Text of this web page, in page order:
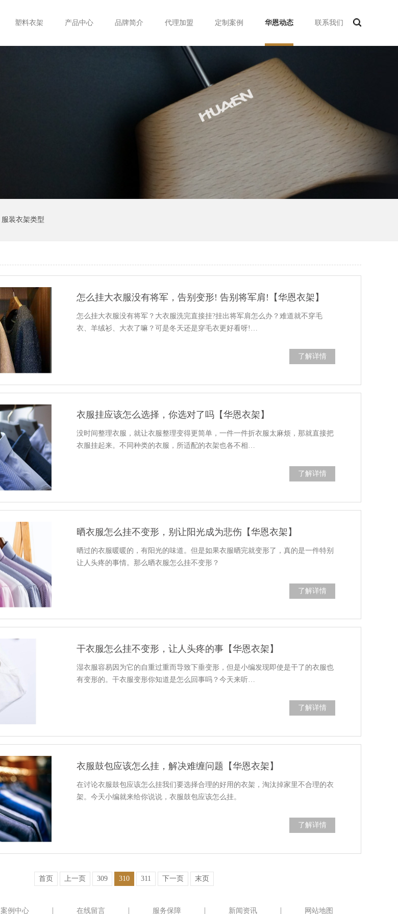
塑料衣架 产品中心 品牌简介 代理加盟 定制案例 华恩动态 联系我们
服装衣架类型
怎么挂大衣服没有将军，告别变形! 告别将军肩!【华恩衣架】
怎么挂大衣服没有将军？大衣服洗完直接挂?挂出将军肩怎么办？难道就不穿毛
衣、羊绒衫、大衣了嘛？可是冬天还是穿毛衣更好看呀!…
了解详情
衣服挂应该怎么选择，你选对了吗【华恩衣架】
没时间整理衣服，就让衣服整理变得更简单，一件一件折衣服太麻烦，那就直接把
衣服挂起来。不同种类的衣服，所适配的衣架也各不相…
了解详情
晒衣服怎么挂不变形，别让阳光成为悲伤【华恩衣架】
晒过的衣服暖暖的，有阳光的味道。但是如果衣服晒完就变形了，真的是一件特别
让人头疼的事情。那么晒衣服怎么挂不变形？
了解详情
干衣服怎么挂不变形，让人头疼的事【华恩衣架】
湿衣服容易因为它的自重过重而导致下垂变形，但是小编发现即使是干了的衣服也
有变形的。干衣服变形你知道是怎么回事吗？今天来听…
了解详情
衣服鼓包应该怎么挂，解决难缠问题【华恩衣架】
在讨论衣服鼓包应该怎么挂我们要选择合理的好用的衣架，淘汰掉家里不合理的衣
架。今天小编就来给你说说，衣服鼓包应该怎么挂。
了解详情
首页 上一页 309 310 311 下一页 末页
案例中心 在线留言 服务保障 新闻资讯 网站地图